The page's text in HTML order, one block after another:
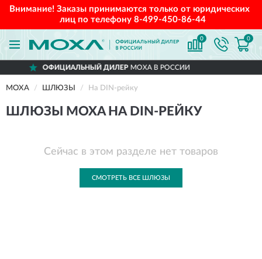
Внимание! Заказы принимаются только от юридических
лиц по телефону 8-499-450-86-44
0 0
ОФИЦИАЛЬНЫЙ ДИЛЕРMOXA В РОССИИ
MOXA ШЛЮЗЫ На DIN-рейку
ШЛЮЗЫ MOXA НА DIN-РЕЙКУ
Сейчас в этом разделе нет товаров
СМОТРЕТЬ ВСЕ ШЛЮЗЫ